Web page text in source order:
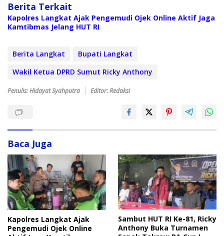
Berita Terkait
Kapolres Langkat Ajak Pengemudi Ojek Online Aktif Jaga
Kamtibmas Jelang HUT RI
Berita Langkat
Bupati Langkat
Wakil Ketua DPRD Sumut Ricky Anthony
Penulis: Hidayat Syahputra Editor: Redaksi
Baca Juga
Kapolres Langkat Ajak
Pengemudi Ojek Online
Sambut HUT RI Ke-81, Ricky
Anthony Buka Turnamen